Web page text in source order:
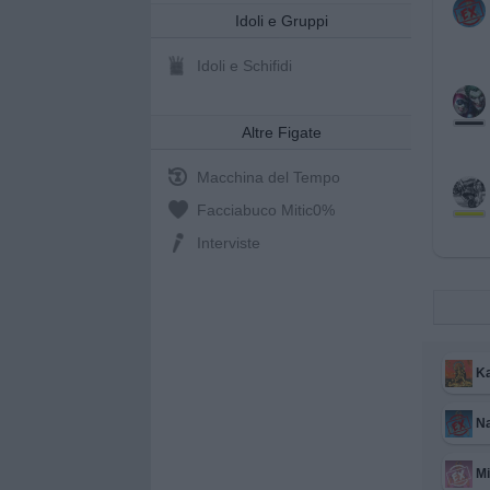
Idoli e Gruppi
Idoli e Schifidi
Altre Figate
Macchina del Tempo
Facciabuco Mitic0%
Interviste